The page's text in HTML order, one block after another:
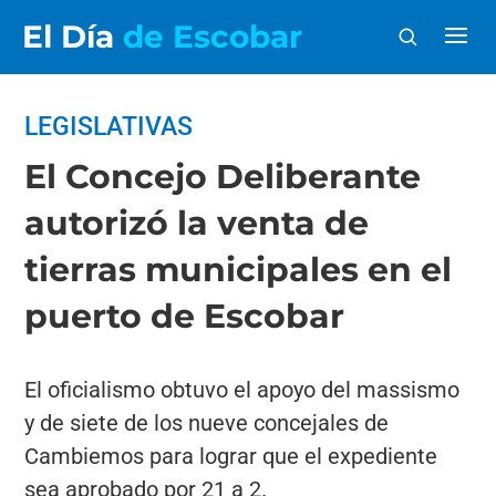
El Día de Escobar
LEGISLATIVAS
El Concejo Deliberante
autorizó la venta de
tierras municipales en el
puerto de Escobar
El oficialismo obtuvo el apoyo del massismo
y de siete de los nueve concejales de
Cambiemos para lograr que el expediente
sea aprobado por 21 a 2.